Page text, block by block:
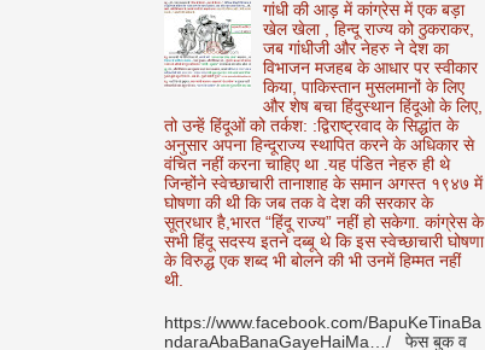
गांधी की आड़ में कांग्रेस में एक बड़ा
खेल खेला , हिन्दू राज्य को ठुकराकर,
जब गांधीजी और नेहरु ने देश का
विभाजन मजहब के आधार पर स्वीकार
किया, पाकिस्तान मुसलमानों के लिए
और शेष बचा हिंदुस्थान हिंदूओ के लिए,
तो उन्हें हिंदूओं को तर्कश: :द्विराष्ट्रवाद के सिद्धांत के
अनुसार अपना हिन्दूराज्य स्थापित करने के अधिकार से
वंचित नहीं करना चाहिए था .यह पंडित नेहरु ही थे
जिन्होंने स्वेच्छाचारी तानाशाह के समान अगस्त १९४७ में
घोषणा की थी कि जब तक वे देश की सरकार के
सूत्रधार है,भारत “हिंदू राज्य” नहीं हो सकेगा. कांग्रेस के
सभी हिंदू सदस्य इतने दब्बू थे कि इस स्वेच्छाचारी घोषणा
के विरुद्ध एक शब्द भी बोलने की भी उनमें हिम्मत नहीं
थी.
https://www.facebook.com/BapuKeTinaBa
ndaraAbaBanaGayeHaiMa…/ फेस बुक व